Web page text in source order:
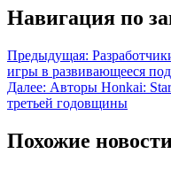
Навигация по
Предыдущая:
игры в развивающееся
Далее: Авторы Honkai:
третьей годовщины
Похожие